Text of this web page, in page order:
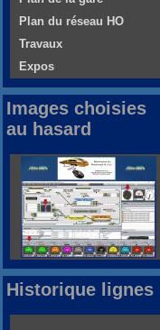
Plan du réseau HO
Travaux
Expos
Images choisies
au hasard
Historique lignes